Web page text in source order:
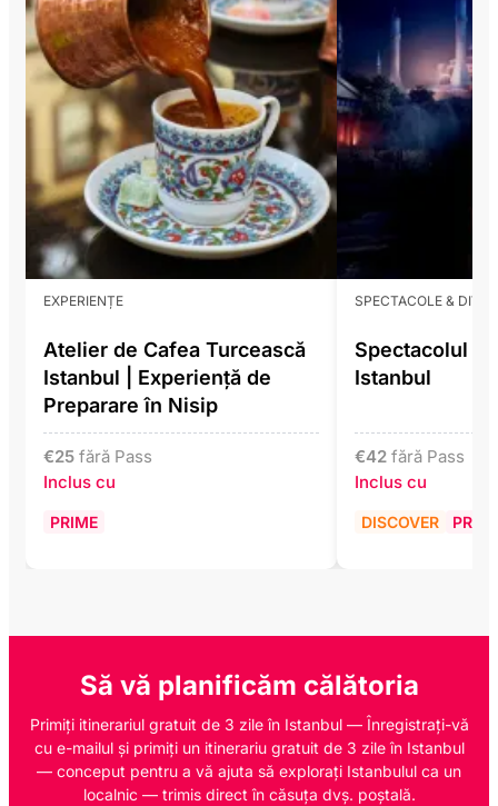
EXPERIENȚE
Atelier de Cafea Turcească
Istanbul | Experiență de
Preparare în Nisip
€25 fără Pass
Inclus cu
PRIME
SPECTACOLE &
Spectacolul
Istanbul
€42 fără Pass
Inclus cu
DISCOVER
Să vă planificăm călătoria
Primiți itinerariul gratuit de 3 zile în Istanbul — Înregistrați-vă
cu e-mailul și primiți un itinerariu gratuit de 3 zile în Istanbul
— conceput pentru a vă ajuta să explorați Istanbulul ca un
localnic — trimis direct în căsuța dvș. poștală.